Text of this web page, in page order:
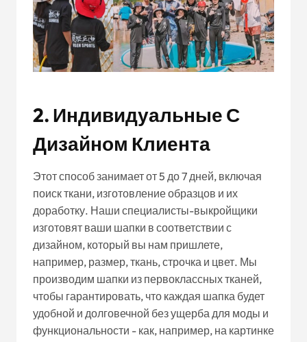
2. Индивидуальные С
Дизайном Клиента
Этот способ занимает от 5 до 7 дней, включая
поиск ткани, изготовление образцов и их
доработку. Наши специалисты-выкройщики
изготовят ваши шапки в соответствии с
дизайном, который вы нам пришлете,
например, размер, ткань, строчка и цвет. Мы
производим шапки из первоклассных тканей,
чтобы гарантировать, что каждая шапка будет
удобной и долговечной без ущерба для моды и
функциональности - как, например, на картинке